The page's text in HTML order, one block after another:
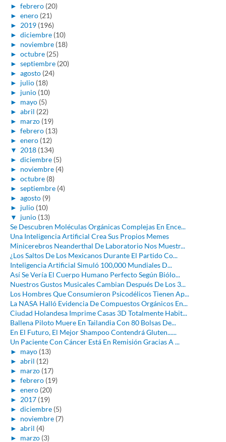
► febrero (20)
► enero (21)
► 2019 (196)
► diciembre (10)
► noviembre (18)
► octubre (25)
► septiembre (20)
► agosto (24)
► julio (18)
► junio (10)
► mayo (5)
► abril (22)
► marzo (19)
► febrero (13)
► enero (12)
▼ 2018 (134)
► diciembre (5)
► noviembre (4)
► octubre (8)
► septiembre (4)
► agosto (9)
► julio (10)
▼ junio (13)
Se Descubren Moléculas Orgánicas Complejas En Ence...
Una Inteligencia Artificial Crea Sus Propios Memes
Minicerebros Neanderthal De Laboratorio Nos Muestr...
¿Los Saltos De Los Mexicanos Durante El Partido Co...
Inteligencia Artificial Simuló 100,000 Mundiales D...
Así Se Vería El Cuerpo Humano Perfecto Según Biólo...
Nuestros Gustos Musicales Cambian Después De Los 3...
Los Hombres Que Consumieron Psicodélicos Tienen Ap...
La NASA Halló Evidencia De Compuestos Orgánicos En...
Ciudad Holandesa Imprime Casas 3D Totalmente Habit...
Ballena Piloto Muere En Tailandia Con 80 Bolsas De...
En El Futuro, El Mejor Shampoo Contendrá Gluten......
Un Paciente Con Cáncer Está En Remisión Gracias A ...
► mayo (13)
► abril (12)
► marzo (17)
► febrero (19)
► enero (20)
► 2017 (19)
► diciembre (5)
► noviembre (7)
► abril (4)
► marzo (3)